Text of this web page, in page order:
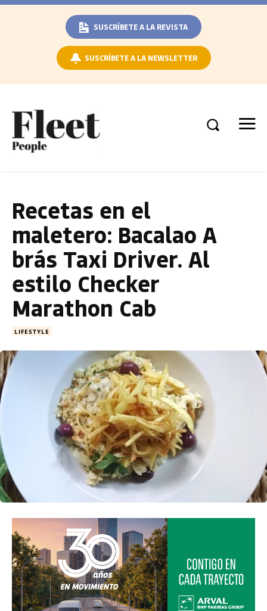
SUSCRÍBETE A LA REVISTA
SUSCRÍBETE A LA NEWSLETTER
Recetas en el
maletero: Bacalao A
brás Taxi Driver. Al
estilo Checker
Marathon Cab
LIFESTYLE